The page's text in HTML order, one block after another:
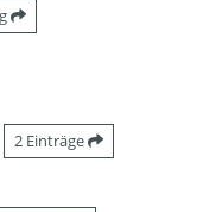
2 Einträge